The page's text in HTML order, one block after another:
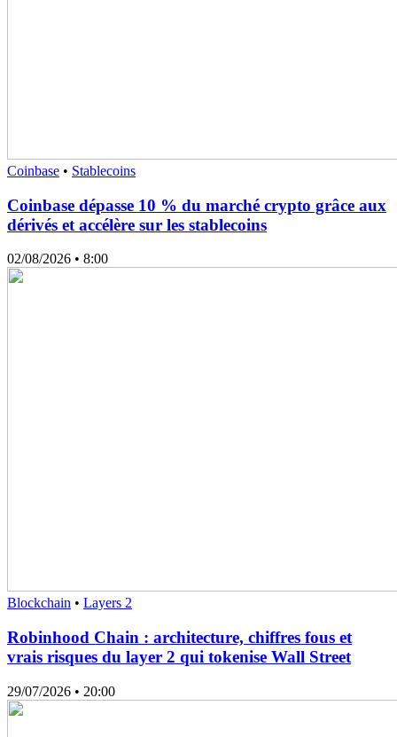
Coinbase • Stablecoins
Coinbase dépasse 10 % du marché crypto grâce aux
dérivés et accélère sur les stablecoins
02/08/2026 • 8:00
Blockchain • Layers 2
Robinhood Chain : architecture, chiffres fous et
vrais risques du layer 2 qui tokenise Wall Street
29/07/2026 • 20:00